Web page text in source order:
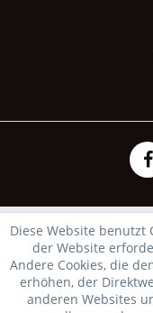
Diese Website benutzt
der Website
Andere Cookies, die
erhöhen, der
anderen Websites